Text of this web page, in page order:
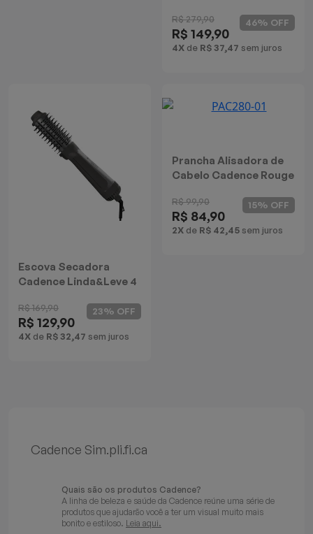
R$ 279,90
R$ 149,90
4X de R$ 37,47 sem juros
46% OFF
Escova Secadora
Cadence Linda&Leve 4
R$ 169,90
R$ 129,90
4X de R$ 32,47 sem juros
23% OFF
Prancha Alisadora de
Cabelo Cadence Rouge
R$ 99,90
R$ 84,90
2X de R$ 42,45 sem juros
15% OFF
Cadence Sim.pli.fi.ca
Quais são os produtos Cadence?
A linha de beleza e saúde da Cadence reúne uma série de
produtos que ajudarão você a ter um visual muito mais
bonito e estiloso. Leia aqui.